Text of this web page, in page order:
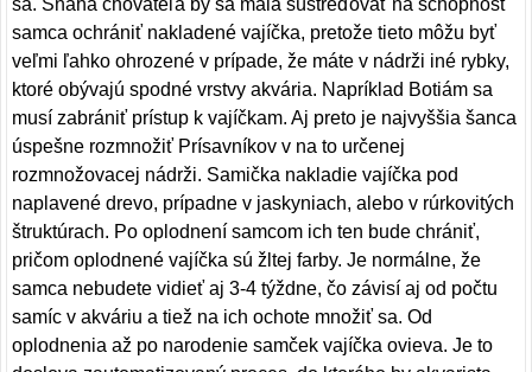
sa. Snaha chovateľa by sa mala sústreďovať na schopnosť
samca ochrániť nakladené vajíčka, pretože tieto môžu byť
veľmi ľahko ohrozené v prípade, že máte v nádrži iné rybky,
ktoré obývajú spodné vrstvy akvária. Napríklad Botiám sa
musí zabrániť prístup k vajíčkam. Aj preto je najvyššia šanca
úspešne rozmnožiť Prísavníkov v na to určenej
rozmnožovacej nádrži. Samička nakladie vajíčka pod
naplavené drevo, prípadne v jaskyniach, alebo v rúrkovitých
štruktúrach. Po oplodnení samcom ich ten bude chrániť,
pričom oplodnené vajíčka sú žltej farby. Je normálne, že
samca nebudete vidieť aj 3-4 týždne, čo závisí aj od počtu
samíc v akváriu a tiež na ich ochote množiť sa. Od
oplodnenia až po narodenie samček vajíčka ovieva. Je to